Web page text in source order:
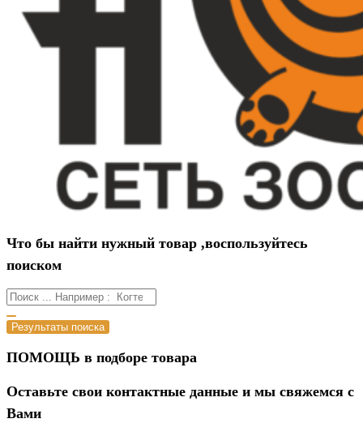
Что бы найти нужный товар ,воспользуйтесь
поиском
Результаты поиска
ПОМОЩЬ в подборе товара
Оставьте свои контактные данные и мы свяжемся с
Вами